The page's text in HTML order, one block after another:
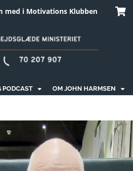
med i Motivations Klubben
PODCAST OM JOHN HARMSEN